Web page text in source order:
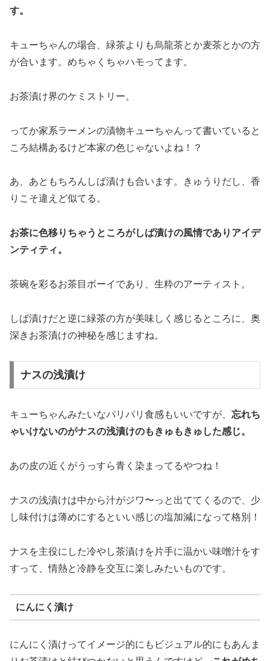
す。
キューちゃんの場合、緑茶よりも烏龍茶とか麦茶とかの方
が合います。めちゃくちゃハモってます。
お茶漬け界のケミストリー。
ってか家系ラーメンの漬物キューちゃんって書いていると
ころ結構あるけど本家の色じゃないよね！？
あ、あともちろんしば漬けも合います。きゅうりだし、香
りこそ違えど似てる。
お茶に色移りちゃうところがしば漬けの風情でありアイデ
ンティティ。
茶碗を彩るお茶目ボーイであり、生粋のアーティスト。
しば漬けだと逆に緑茶の方が美味しく感じるところに、奥
深きお茶漬けの神秘を感じますね。
ナスの浅漬け
キューちゃんみたいなパリパリ食感もいいですが、 忘れち
ゃいけないのがナスの浅漬けのもきゅもきゅした感じ。
あの皮の近くがうっすら青く染まってるやつね！
ナスの浅漬けは中から汁がジワ〜っと出ててくるので、少
し味付けは薄めにするといい感じの塩加減になって格別！
ナスを主役にした冷やし茶漬けを片手に温かい味噌汁をす
すって、情熱と冷静を交互に楽しみたいものです。
にんにく漬け
にんにく漬けってイメージ的にもビジュアル的にもあんま